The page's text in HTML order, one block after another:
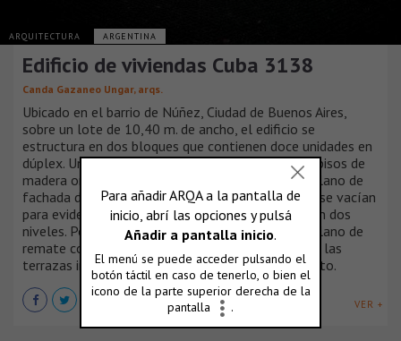
ARQUITECTURA ARGENTINA
Edificio de viviendas Cuba 3138
Canda Gazaneo Ungar, arqs.
Ubicado en el barrio de Núñez, Ciudad de Buenos Aires,
sobre un lote de 10,40 m. de ancho, el edificio se
estructura en dos bloques que contienen doce unidades en
dúplex. Una retícula de perfiles metálicos y entrepisos de
madera ordenan los balcones por delante de un plano de
fachada de grandes aberturas. Estas expansiones se vacían
para evidenciar la conformación de las unidades en dos
niveles. Por encima de este bloque, se asoma el plano de
remate conformado por un muro curvo que limita las
terrazas individuales y otorga privacidad al conjunto.
VER +